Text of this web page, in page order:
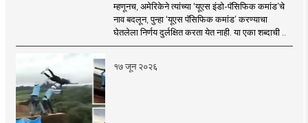
म्हणूनच, अमेरिकेने त्यांच्या ‘यूएस इंडो-पॅसिफिक कमांड’चे
नाव बदलून, पुन्हा ‘यूएस पॅसिफिक कमांड’ करण्याचा
घेतलेला निर्णय दुर्लक्षित करता येत नाही. या एका शब्दाची ..
१७ जून २०२६